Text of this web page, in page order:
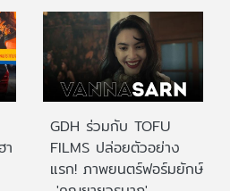
า
GDH ร่วมกับ TOFU
FILMS ปล่อยตัวอย่าง
แรก! ภาพยนตร์ฟอร์มยักษ์